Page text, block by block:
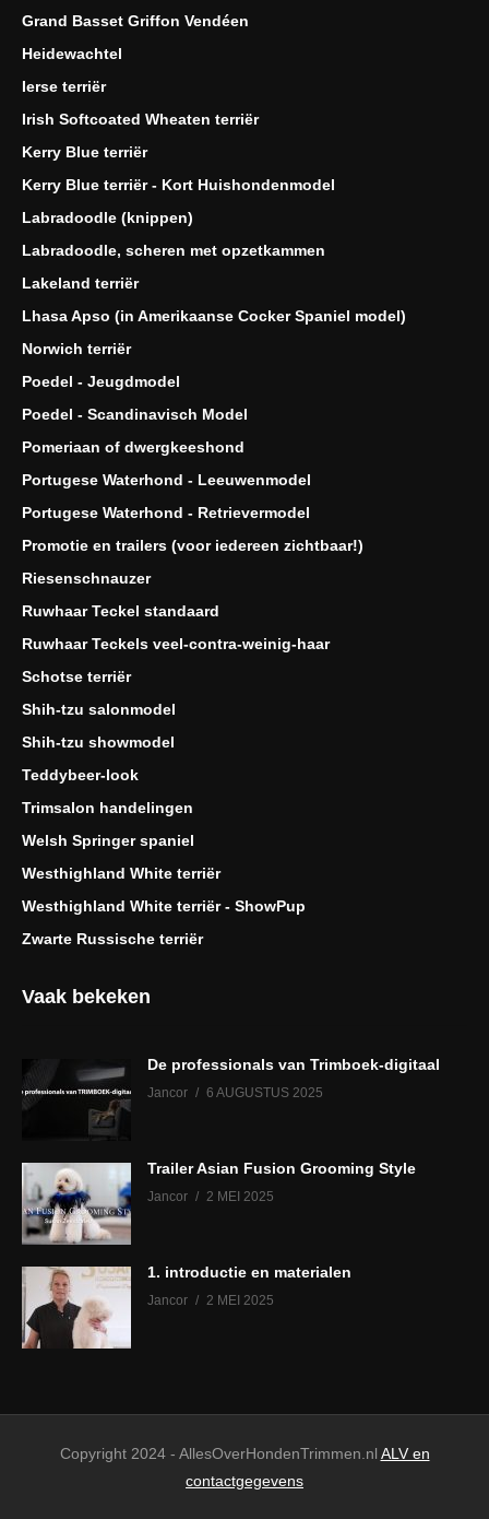
Grand Basset Griffon Vendéen
Heidewachtel
Ierse terriër
Irish Softcoated Wheaten terriër
Kerry Blue terriër
Kerry Blue terriër - Kort Huishondenmodel
Labradoodle (knippen)
Labradoodle, scheren met opzetkammen
Lakeland terriër
Lhasa Apso (in Amerikaanse Cocker Spaniel model)
Norwich terriër
Poedel - Jeugdmodel
Poedel - Scandinavisch Model
Pomeriaan of dwergkeeshond
Portugese Waterhond - Leeuwenmodel
Portugese Waterhond - Retrievermodel
Promotie en trailers (voor iedereen zichtbaar!)
Riesenschnauzer
Ruwhaar Teckel standaard
Ruwhaar Teckels veel-contra-weinig-haar
Schotse terriër
Shih-tzu salonmodel
Shih-tzu showmodel
Teddybeer-look
Trimsalon handelingen
Welsh Springer spaniel
Westhighland White terriër
Westhighland White terriër - ShowPup
Zwarte Russische terriër
Vaak bekeken
De professionals van Trimboek-digitaal
Jancor 6 AUGUSTUS 2025
Trailer Asian Fusion Grooming Style
Jancor 2 MEI 2025
1. introductie en materialen
Jancor 2 MEI 2025
Copyright 2024 - AllesOverHondenTrimmen.nl ALV en
contactgegevens